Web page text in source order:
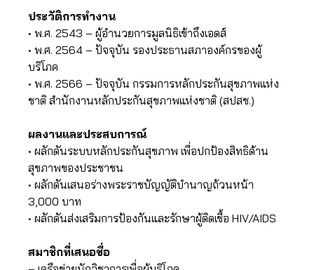
ประวัติการทำงาน
• พ.ศ. 2543 – ผู้อำนวยการมูลนิธิเข้าถึงเอดส์
• พ.ศ. 2564 – ปัจจุบัน รองประธานสภาองค์กรของผู้
บริโภค
• พ.ศ. 2566 – ปัจจุบัน กรรมการหลักประกันสุขภาพแห่ง
ชาติ สำนักงานหลักประกันสุขภาพแห่งชาติ (สปสช.)
ผลงานและประสบการณ์
• ผลักดันระบบหลักประกันสุขภาพ เพื่อปกป้องสิทธิด้าน
สุขภาพของประชาชน
• ผลักดันเสนอร่างพระราชบัญญัติบำนาญถ้วนหน้า
3,000 บาท
• ผลักดันส่งเสริมการป้องกันและรักษาผู้ติดเชื้อ HIV/AIDS
สมาชิกที่เสนอชื่อ